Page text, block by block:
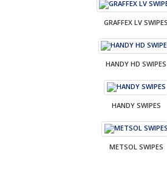
GRAFFEX LV SWIPES
HANDY HD SWIPES
HANDY SWIPES
METSOL SWIPES